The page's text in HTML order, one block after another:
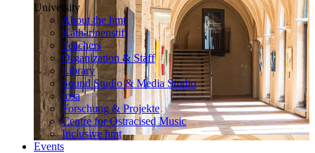
University
About the hmt
Katharinenstift
Teachers
Organization & Staff
Library
Sound Studio & Media Studio
rosa
Forschung & Projekte
Centre for Ostracised Music
Inclusive hmt
Events